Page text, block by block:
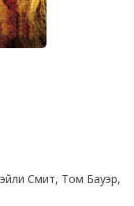
Смит, Том Бауэр,